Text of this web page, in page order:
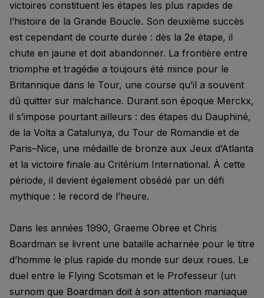
victoires constituent les étapes les plus rapides de
l’histoire de la Grande Boucle. Son deuxième succès
est cependant de courte durée : dès la 2e étape, il
chute en jaune et doit abandonner. La frontière entre
triomphe et tragédie a toujours été mince pour le
Britannique dans le Tour, une course qu’il a souvent
dû quitter sur malchance. Durant son époque Merckx,
il s’impose pourtant ailleurs : des étapes du Dauphiné,
de la Volta a Catalunya, du Tour de Romandie et de
Paris–Nice, une médaille de bronze aux Jeux d’Atlanta
et la victoire finale au Critérium International. À cette
période, il devient également obsédé par un défi
mythique : le record de l’heure.
Dans les années 1990, Graeme Obree et Chris
Boardman se livrent une bataille acharnée pour le titre
d’homme le plus rapide du monde sur deux roues. Le
duel entre le Flying Scotsman et le Professeur (un
surnom que Boardman doit à son attention maniaque